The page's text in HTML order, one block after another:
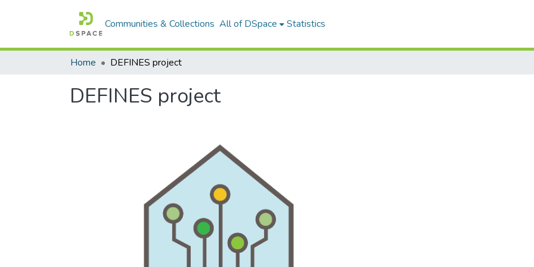
Communities & Collections All of DSpace Statistics
Home DEFINES project
DEFINES project